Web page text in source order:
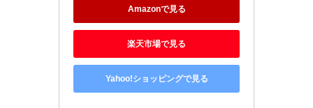
Amazonで見る
楽天市場で見る
Yahoo!ショッピングで見る